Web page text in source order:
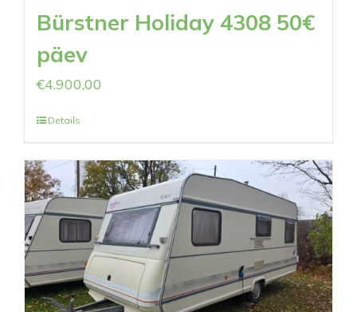
Bürstner Holiday 4308 50€
päev
€4.900,00
Details